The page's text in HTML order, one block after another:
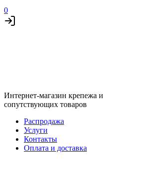
0
Интернет-магазин крепежа и
сопутствующих товаров
Распродажа
Услуги
Контакты
Оплата и доставка